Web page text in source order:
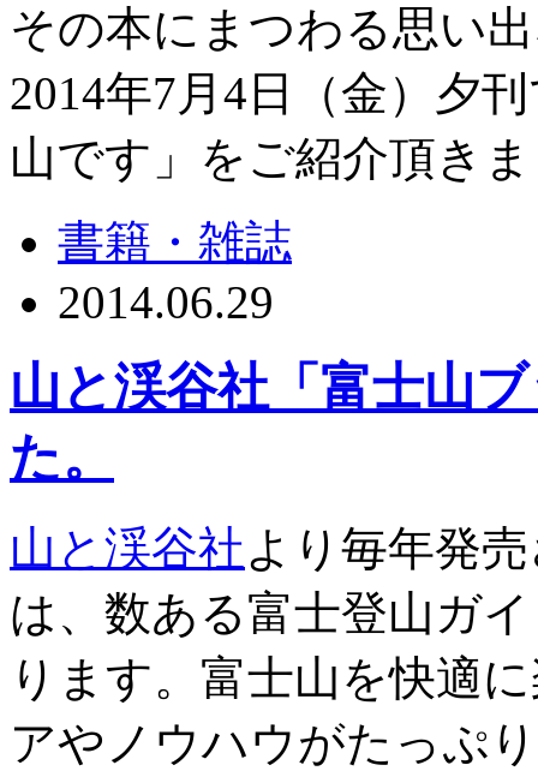
その本にまつわる思い
2014年7月4日（金）夕
山です」をご紹介頂き
書籍・雑誌
2014.06.29
山と渓谷社「富士山
た。
山と渓谷社より毎年発
は、数ある富士登山ガ
ります。富士山を快適
アやノウハウがたっぷ